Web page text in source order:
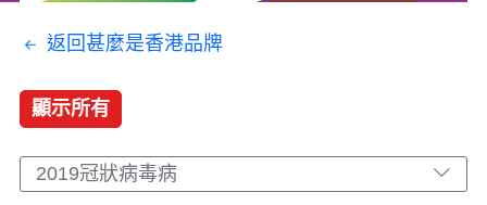
返回甚麼是香港品牌
顯示所有
2019冠狀病毒病